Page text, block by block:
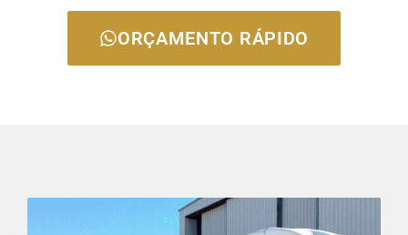
ORÇAMENTO RÁPIDO